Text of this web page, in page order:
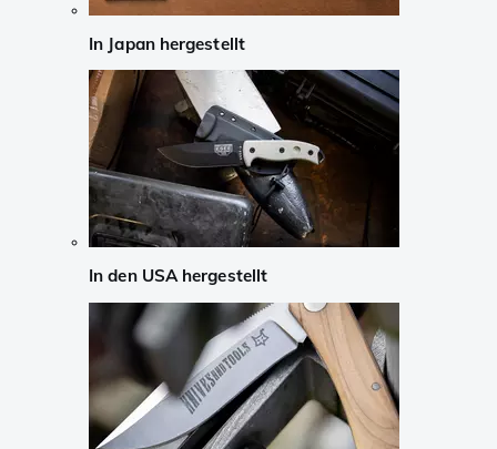
In Japan hergestellt
In den USA hergestellt